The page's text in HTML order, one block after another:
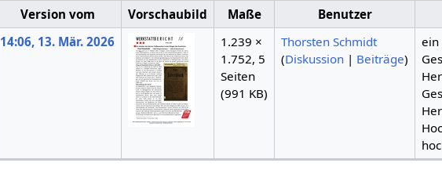
Version vom Vorschaubild Maße Benutzer
14:06, 13. Mär. 2026
1.239 ×
1.752, 5
Seiten
(991 KB)
Thorsten Schmidt
(Diskussion| Beiträge)
ein